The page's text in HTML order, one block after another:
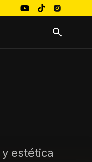
estética